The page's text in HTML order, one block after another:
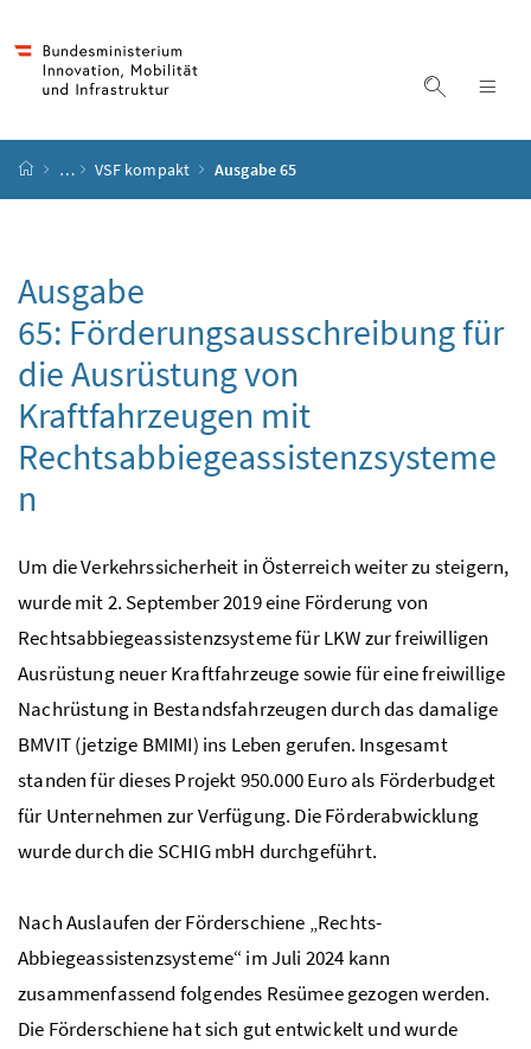
Suche
Startseite
… VSF kompakt Ausgabe 65
Ausgabe
65: Förderungsausschreibung für
die Ausrüstung von
Kraftfahrzeugen mit
Rechtsabbiegeassistenzsysteme
n
Um die Verkehrssicherheit in Österreich weiter zu steigern,
wurde mit 2. September 2019 eine Förderung von
Rechtsabbiegeassistenzsysteme fürLKWzur freiwilligen
Ausrüstung neuer Kraftfahrzeuge sowie für eine freiwillige
Nachrüstung in Bestandsfahrzeugen durch das damalige
BMVIT(jetzige BMIMI) ins Leben gerufen. Insgesamt
standen für dieses Projekt 950.000 Euro als Förderbudget
für Unternehmen zur Verfügung. Die Förderabwicklung
wurde durch die SCHIG mbH durchgeführt.
Nach Auslaufen der Förderschiene „Rechts-
Abbiegeassistenzsysteme“ im Juli 2024 kann
zusammenfassend folgendes Resümee gezogen werden.
Die Förderschiene hat sich gut entwickelt und wurde